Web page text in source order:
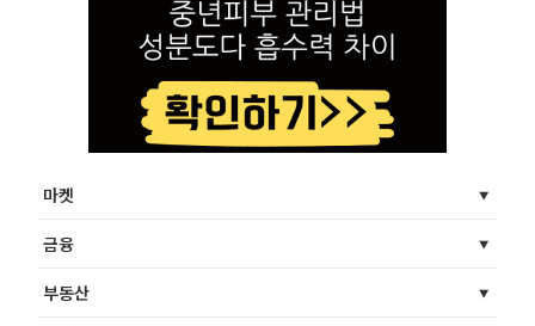
마켓
금융
부동산